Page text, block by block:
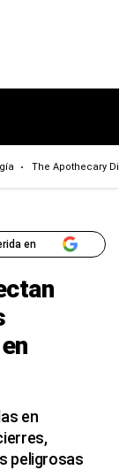
The Apothecary
en
en
peligrosas